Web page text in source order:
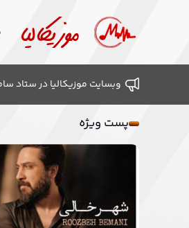
وبسایت موزیکالیا در ستاد
پست ویژه